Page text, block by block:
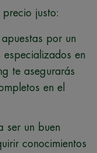
justo:
apuestas por un
en
te asegurarás
en el
ser un buen
conocimientos